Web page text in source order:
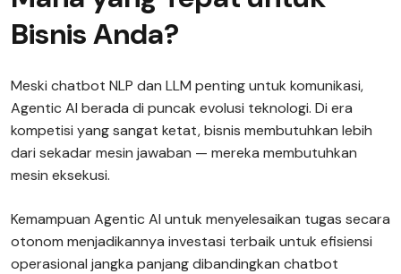
Bisnis Anda?
Meski chatbot NLP dan LLM penting untuk komunikasi,
Agentic AI berada di puncak evolusi teknologi. Di era
kompetisi yang sangat ketat, bisnis membutuhkan lebih
dari sekadar mesin jawaban — mereka membutuhkan
mesin eksekusi.
Kemampuan Agentic AI untuk menyelesaikan tugas secara
otonom menjadikannya investasi terbaik untuk efisiensi
operasional jangka panjang dibandingkan chatbot